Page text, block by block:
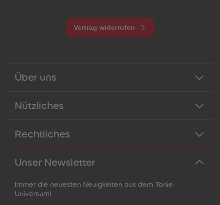
Vertrag widerrufen
Über uns
Nützliches
Rechtliches
Unser Newsletter
Immer die neuesten Neuigkeiten aus dem Tonie-
Universum!